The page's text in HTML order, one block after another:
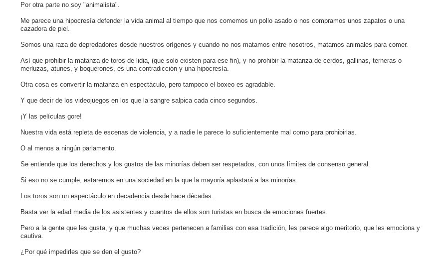
Por otra parte no soy "animalista".
Me parece una hipocresía defender la vida animal al tiempo que nos comemos un pollo asado o nos compramos unos zapatos o una
cazadora de piel.
Somos una raza de depredadores desde nuestros orígenes y cuando no nos matamos entre nosotros, matamos animales para comer.
Así que prohibir la matanza de toros de lidia, (que solo existen para ese fin), y no prohibir la matanza de cerdos, gallinas, terneras o
merluzas, atunes, y boquerones, es una contradicción y una hipocresía.
Otra cosa es convertir la matanza en espectáculo, pero tampoco el boxeo es agradable.
Y que decir de los videojuegos en los que la sangre salpica cada cinco segundos.
¡Y las películas gore!
Nuestra vida está repleta de escenas de violencia, y a nadie le parece lo suficientemente mal como para prohibirlas.
O al menos a ningún parlamento.
Se entiende que los derechos y los gustos de las minorías deben ser respetados, con unos límites de consenso general.
Si eso no se cumple, estaremos en una sociedad en la que la mayoría aplastará a las minorías.
Los toros son un espectáculo en decadencia desde hace décadas.
Basta ver la edad media de los asistentes y cuantos de ellos son turistas en busca de emociones fuertes.
Pero a la gente que les gusta, y que muchas veces pertenecen a familias con esa tradición, les parece algo meritorio, que les emociona y
cautiva.
¿Por qué impedirles que se den el gusto?